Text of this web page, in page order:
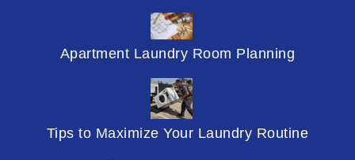
Apartment Laundry Room Planning
Tips to Maximize Your Laundry Routine